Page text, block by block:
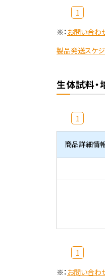
1
※： お問い合わ
製品発送スケ
生体試料・
1
商品詳細情
1
※： お問い合わ